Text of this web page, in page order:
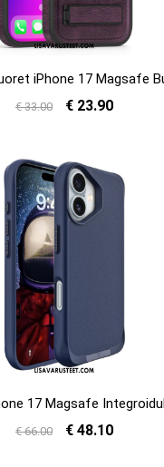
€ 33.00 € 23.90
€ 66.00 € 48.10